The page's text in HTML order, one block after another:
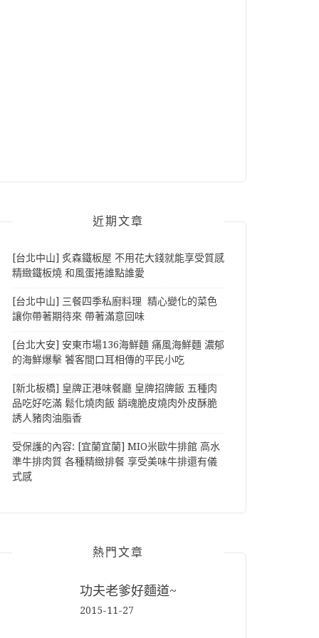
近期文章
[台北中山] 炙森鐵板屋 不用花大錢就能享受質感
精緻鐵板燒 和風蛋捲誰點誰愛
[台北中山] 三餐四季私廚料理 精心變化的菜色
讓你帶著期待來 帶著滿意回味
[台北大安] 安東市場136海鮮麵 痛風海鮮麵 濃郁
的海鮮爆擊 饕客間口耳相傳的平民小吃
[新北板橋] 皇牌正港味餐廳 皇牌招牌飯 五種肉
品吃好吃滿 鬆化燒肉飯 銷魂脆皮燒肉外皮酥脆
誘人豬肉油脂香
受保護的內容: [宜蘭宜蘭] MIO米歐牛排館 高水
準牛排肉質 各種精緻排餐 享受美味牛排還有儀
式感
熱門文章
功夫老爹好麵道~
2015-11-27